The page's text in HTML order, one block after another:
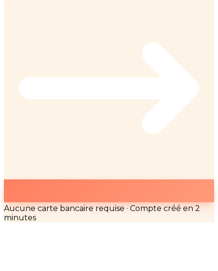
Aucune carte bancaire requise · Compte créé en 2
minutes